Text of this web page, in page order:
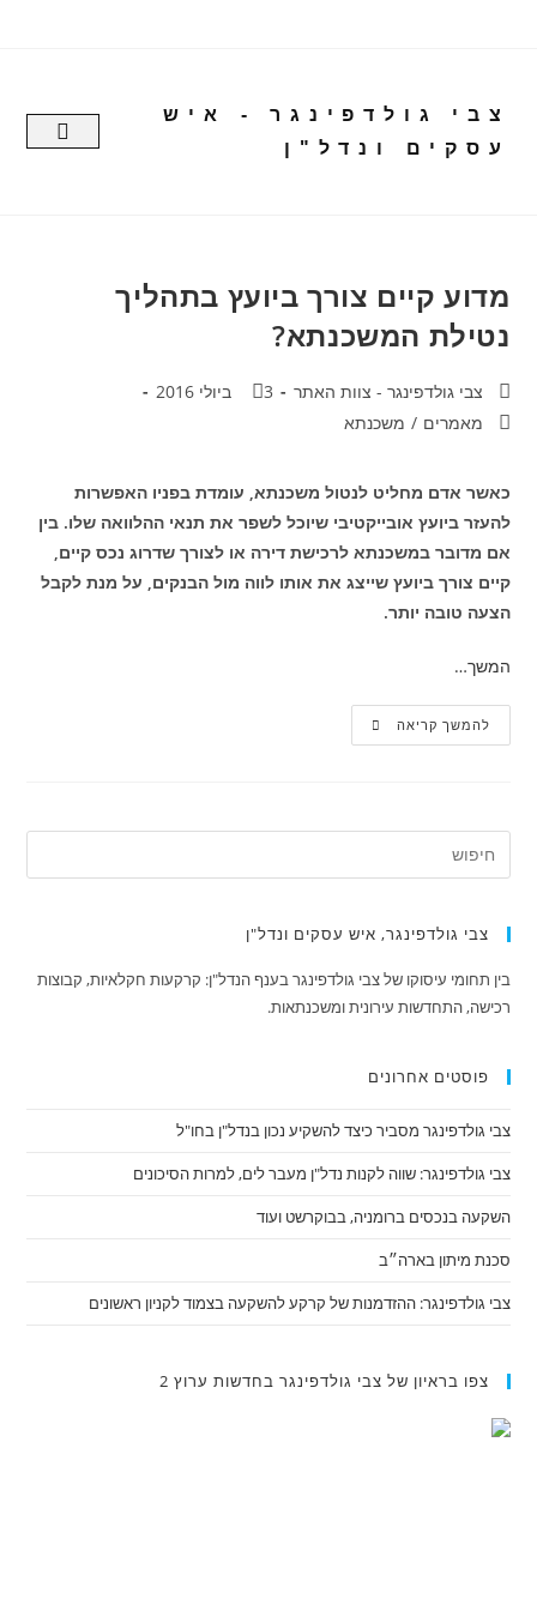
צבי גולדפינגר - איש
עסקים ונדל"ן
מדוע קיים צורך ביועץ בתהליך
נטילת המשכנתא?
צבי גולדפינגר - צוות האתר
3 ביולי 2016
מאמרים / משכנתא
כאשר אדם מחליט לנטול משכנתא, עומדת בפניו האפשרות
להעזר ביועץ אובייקטיבי שיוכל לשפר את תנאי ההלוואה שלו. בין
אם מדובר במשכנתא לרכישת דירה או לצורך שדרוג נכס קיים,
קיים צורך ביועץ שייצג את אותו לווה מול הבנקים, על מנת לקבל
הצעה טובה יותר.
המשך…
להמשך קריאה
צבי גולדפינגר, איש עסקים ונדל"ן
בין תחומי עיסוקו של צבי גולדפינגר בענף הנדל"ן: קרקעות חקלאיות, קבוצות
רכישה, התחדשות עירונית ומשכנתאות.
פוסטים אחרונים
צבי גולדפינגר מסביר כיצד להשקיע נכון בנדל"ן בחו"ל
צבי גולדפינגר: שווה לקנות נדל"ן מעבר לים, למרות הסיכונים
השקעה בנכסים ברומניה, בבוקרשט ועוד
סכנת מיתון בארה״ב
צבי גולדפינגר: ההזדמנות של קרקע להשקעה בצמוד לקניון ראשונים
צפו בראיון של צבי גולדפינגר בחדשות ערוץ 2